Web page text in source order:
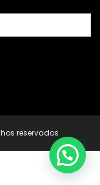
reservados